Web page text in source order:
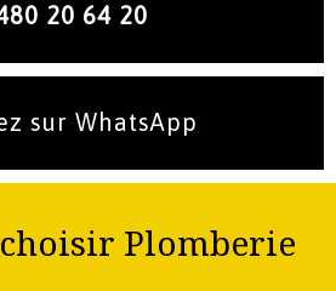
20 64 20
sur WhatsApp
Plomberie